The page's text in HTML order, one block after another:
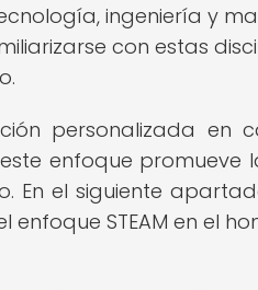
ingeniería y
con estas
personalizada en
enfoque promueve
En el siguiente
STEAM en el